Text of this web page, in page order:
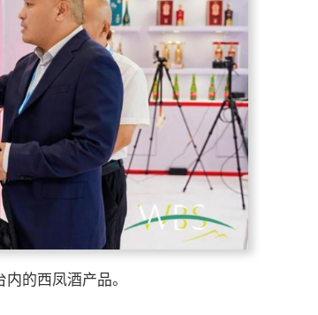
的西凤酒产品。